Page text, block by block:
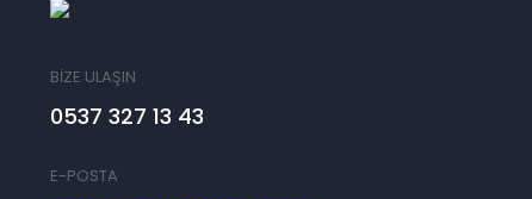
BİZE ULAŞIN
0537 327 13 43
E-POSTA